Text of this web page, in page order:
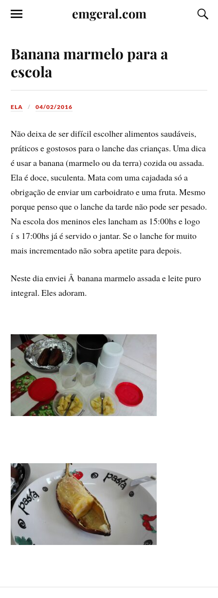
emgeral.com
Banana marmelo para a
escola
ELA 04/02/2016
Não deixa de ser difí­cil escolher alimentos saudáveis,
práticos e gostosos para o lanche das crianças. Uma dica
é usar a banana (marmelo ou da terra) cozida ou assada.
Ela é doce, suculenta. Mata com uma cajadada só a
obrigação de enviar um carboidrato e uma fruta. Mesmo
porque penso que o lanche da tarde não pode ser pesado.
Na escola dos meninos eles lancham as 15:00hs e logo
í s 17:00hs já é servido o jantar. Se o lanche for muito
mais incrementado não sobra apetite para depois.
Neste dia enviei Â banana marmelo assada e leite puro
integral. Eles adoram.